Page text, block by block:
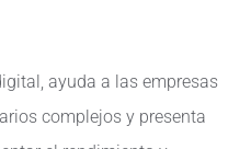
ayuda a las empresas
complejos y presenta